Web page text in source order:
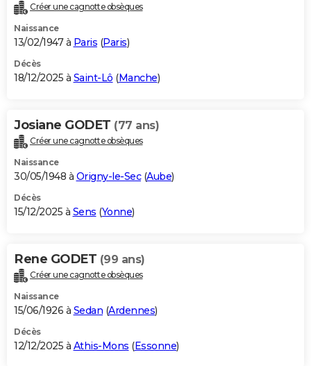
Créer une cagnotte obsèques
Naissance
13/02/1947 à Paris (Paris)
Décès
18/12/2025 à Saint-Lô (Manche)
Josiane GODET (77 ans)
Créer une cagnotte obsèques
Naissance
30/05/1948 à Origny-le-Sec(Aube)
Décès
15/12/2025 à Sens (Yonne)
Rene GODET (99 ans)
Créer une cagnotte obsèques
Naissance
15/06/1926 à Sedan (Ardennes)
Décès
12/12/2025 à Athis-Mons (Essonne)